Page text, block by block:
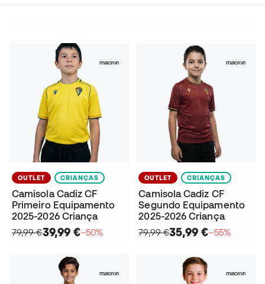
OUTLET CRIANÇAS
Camisola Cadiz CF
Primeiro Equipamento
2025-2026 Criança
79,99 €39,99 €−50%
OUTLET CRIANÇAS
Camisola Cadiz CF
Segundo Equipamento
2025-2026 Criança
79,99 €35,99 €−55%